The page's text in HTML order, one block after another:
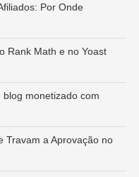
Por Onde
Rank Math e no Yoast
monetizado com
Travam a Aprovação no